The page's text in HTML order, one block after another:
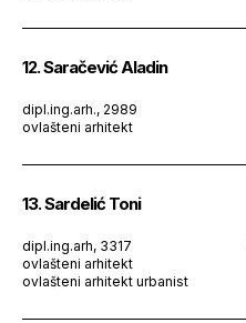
12. Saračević Aladin
dipl.ing.arh., 2989
ovlašteni arhitekt
13. Sardelić Toni
dipl.ing.arh, 3317
ovlašteni arhitekt
ovlašteni arhitekt urbanist